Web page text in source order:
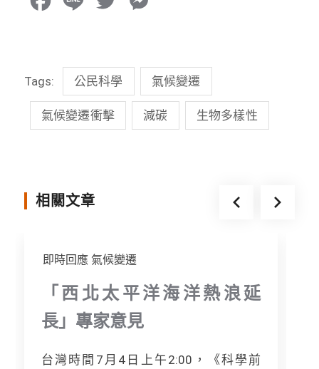
b
e
t
s
e
Tags: 公民科學 氣候變遷
氣候變遷衝擊 減碳 生物多樣性
相關文章
即時回應 氣候變遷
「西北太平洋海洋熱浪延
長」專家意見
台灣時間7月4日上午2:00，《科學前